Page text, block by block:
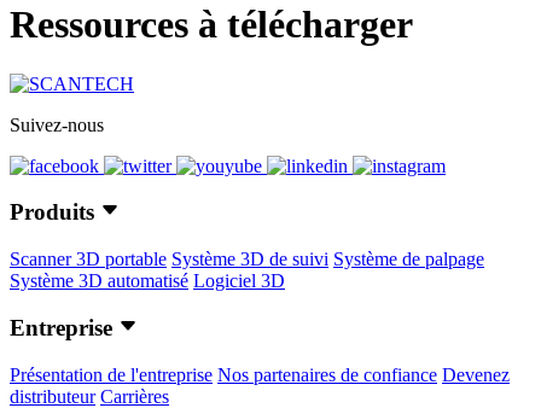
Ressources à télécharger
Suivez-nous
Produits
Scanner 3D portable Système 3D de suivi Système de palpage
Système 3D automatisé Logiciel 3D
Entreprise
Présentation de l'entreprise Nos partenaires de confiance Devenez
distributeur Carrières